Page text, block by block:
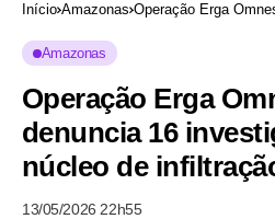
Início Amazonas Operação Erga
Amazonas
Operação Erga
denuncia 16
núcleo de
13/05/2026 22h55